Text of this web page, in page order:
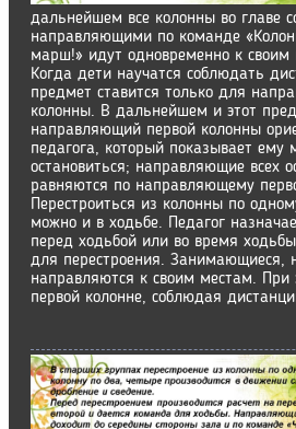
дальнейшем все колонны во главе
направляющими по команде
марш!» идут одновременно к своим
Когда дети научатся соблюдать
предмет ставится только для
колонны. В дальнейшем и этот
направляющий первой колонны
педагога, который показывает ему
остановиться; направляющие всех
равняются по направляющему
Перестроиться из колонны по
можно и в ходьбе. Педагог
перед ходьбой или во время
для перестроения. Занимающиеся,
направляются к своим местам. При
первой колонне, соблюдая